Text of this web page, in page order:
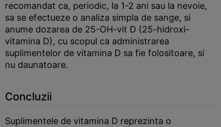
recomandat ca, periodic, la 1-2 ani sau la nevoie,
sa se efectueze o analiza simpla de sange, si
anume dozarea de 25-OH-vit D (25-hidroxi-
vitamina D), cu scopul ca administrarea
suplimentelor de vitamina D sa fie folositoare, si
nu daunatoare.
Concluzii
Suplimentele de vitamina D reprezinta o